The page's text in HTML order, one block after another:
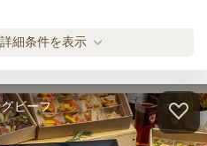
華の美味堪能セット
ブル
1,728円/人
華満漢全席プラン
ブル
2,052円/人
細条件を表示
ビーフ